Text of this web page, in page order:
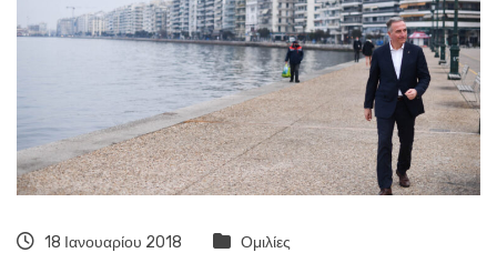
18 Ιανουαρίου 2018 Ομιλίες